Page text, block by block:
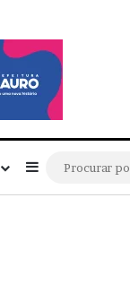
Barra Lateral